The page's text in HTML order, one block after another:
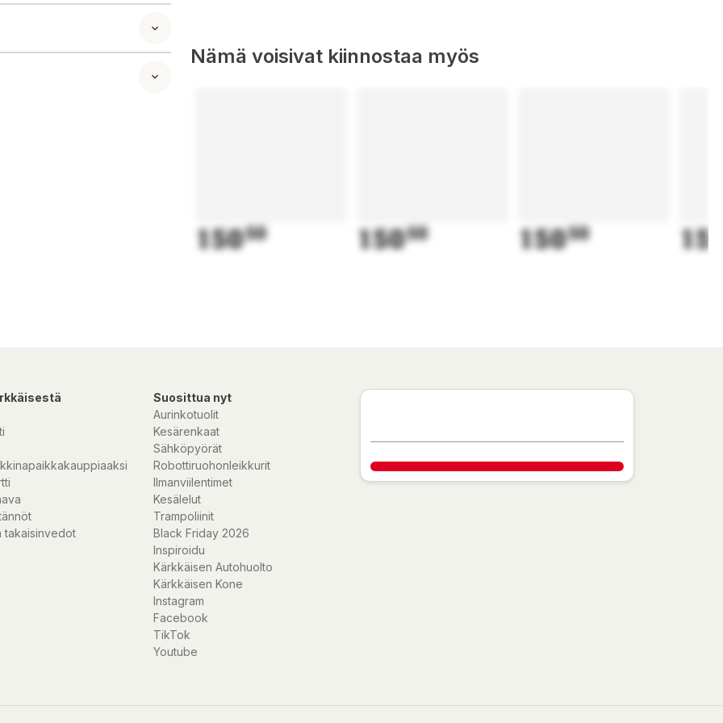
proteiner och
kroppen.
fungerar i
är
5
Nämä voisivat kiinnostaa myös
15050 15050 15050
takaisinvedot
Suosittua nyt
Aurinkotuolit
Kesärenkaat
Sähköpyörät
Robottiruohonleikkurit
Ilmanviilentimet
Kesälelut
Trampoliinit
Black Friday 2026
Inspiroidu
Kärkkäisen Autohuolto
Kärkkäisen Kone
Instagram
Facebook
TikTok
Youtube